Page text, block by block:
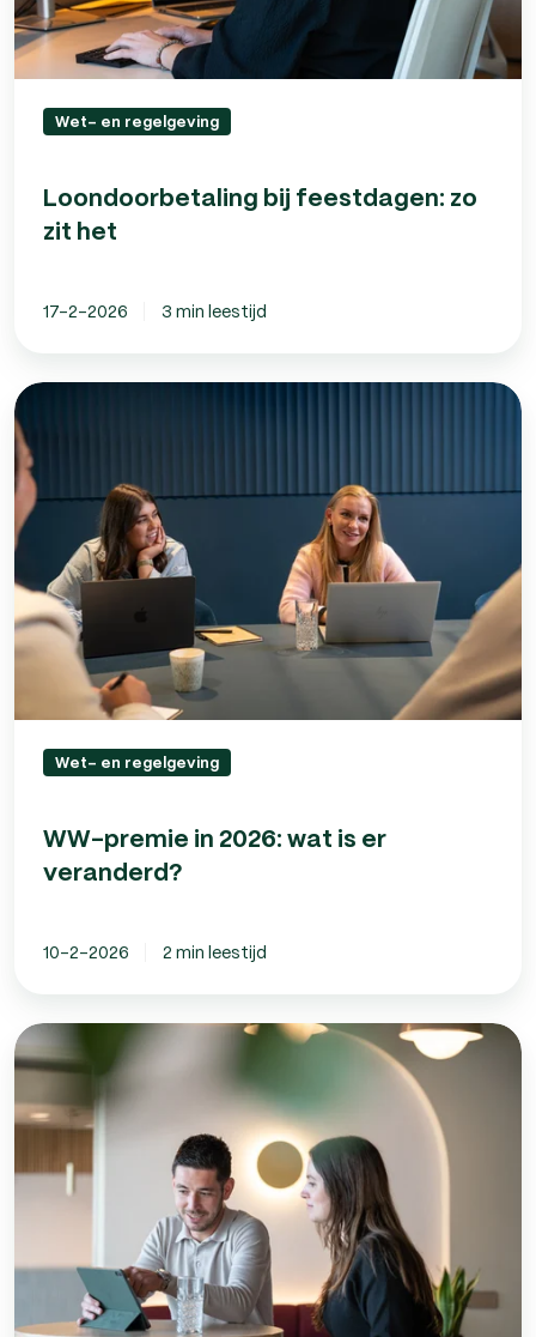
Wet- en regelgeving
Loondoorbetaling bij feestdagen: zo
zit het
17-2-2026 3 min leestijd
WW-
premie
in
2026:
wat
is
veranderd?
Wet- en regelgeving
WW-premie in 2026: wat is er
veranderd?
10-2-2026 2 min leestijd
Overuren
uitbetalen
2026:
zit